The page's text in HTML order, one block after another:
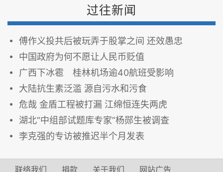
过往新闻
傅作义投共后被玩弄于股掌之间 还效愚忠
中国政府为何不愿让人民币贬值
广西下冰雹 桂林机场逾40航班受影响
大陆抗生素泛滥 源自污水和污食
危哉 金盾工程被打漏 江绵恒连失两虎
湖北“中组部试题库专家”杨郧生被调查
李克强的专访被推迟半个月发表
联络我们 捐款 关于我们 网站广告